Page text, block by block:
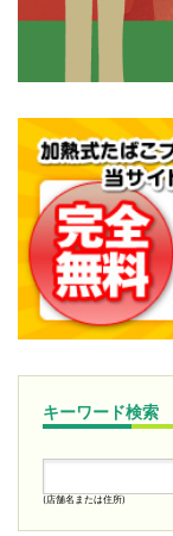
キーワード検索
(店舗名または住所)